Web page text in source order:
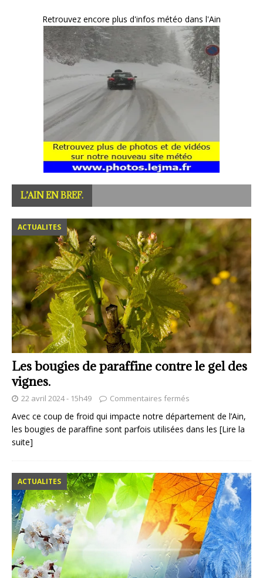
Retrouvez encore plus d'infos météo dans l'Ain
L’AIN EN BREF.
Les bougies de paraffine contre le gel des
vignes.
ACTUALITES
22 avril 2024 - 15h49 Commentaires fermés
Avec ce coup de froid qui impacte notre département de l’Ain,
les bougies de paraffine sont parfois utilisées dans les [Lire la
suite]
ACTUALITES